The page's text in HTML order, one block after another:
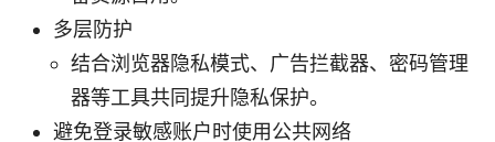
多层防护
结合浏览器隐私模式、广告拦截器、密码管理
器等工具共同提升隐私保护。
避免登录敏感账户时使用公共网络